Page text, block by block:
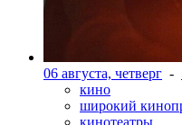
06 августа, четверг -
кино
широкий